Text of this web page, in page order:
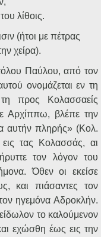
λίθοις.
(ήτοι με πέτρας
χείρα).
Παύλου, από τον
ονομάζεται εν τη
προς Κολασσαείς
Αρχίππω, βλέπε την
αυτήν πληρής» (Κολ.
τας Κολασσάς, αι
τον λόγον του
Όθεν οι εκείσε
και πιάσαντες τον
ηγεμόνα Αδροκλήν.
το καλούμενον
εχώσθη έως εις την